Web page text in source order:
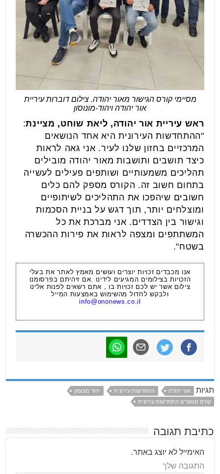
מסיימי קורס הגישור מאור יהודה. צילום דוברות עיריית
אור יהודה ויהוד-מונוסון
ראש עיריית אור יהודה, ליאת שוחט, מציינת:
"ההתחדשות העירונית היא אחד הנושאים
המרכזיים בחזון שלנו לעיר. אני גאה לראות
כיצד תושבים ותושבות מאור יהודה מובילים
תהליכים משמעותיים ושותפים פעילים לעשייה
בתחום חשוב זה. הקורס מספק להם כלים
חשובים שיהפכו את התהליכים לשיתופיים
ומוצלחים יותר, תוך דגש על בניית הסכמות
וגישור בין הצדדים. אני מברכת את כל
המשתתפים ומצפה לראות את פירות ההכשרה
בשטח".
אנו מכבדים זכויות יוצרים ועושים מאמץ לאתר את בעלי
הזכויות בצילומים המגיעים לידינו .אם זיהיתם בפרסומנו
צילום אשר יש לכם זכויות בו , אתם רשאים לפנות אלינו
ולבקש לחדול מהשימוש באמצעות המייל
info@ononews.co.il
תגיות אור יהודה התחדשות עירונית
יהוד מונוסון
קורס מגשרים התחדשות עירונית
כתיבת תגובה
האימייל לא יוצג באתר.
התגובה שלך